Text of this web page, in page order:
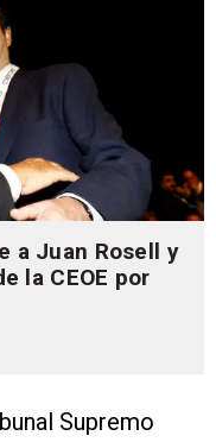
a Juan Rosell y
la CEOE por
Supremo